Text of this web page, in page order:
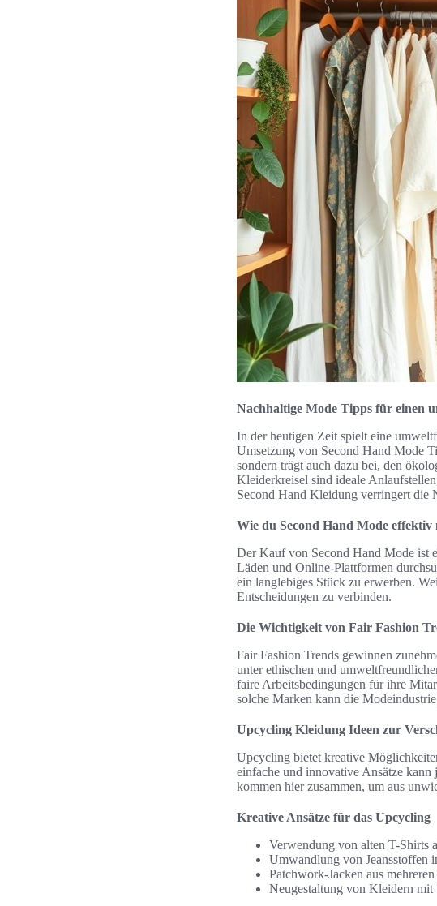
Nachhaltige Mode Tipps für einen
In der heutigen Zeit spielt eine
Umsetzung von Second Hand Mode
sondern trägt auch dazu bei, den
Kleiderkreisel sind ideale
Second Hand Kleidung verringert die
Wie du Second Hand Mode effektiv
Der Kauf von Second Hand Mode ist
Läden und Online-Plattformen
ein langlebiges Stück zu erwerben.
Entscheidungen zu verbinden.
Die Wichtigkeit von Fair Fashion
Fair Fashion Trends gewinnen
unter ethischen und
faire Arbeitsbedingungen für ihre
solche Marken kann die
Upcycling Kleidung Ideen zur
Upcycling bietet kreative
einfache und innovative Ansätze
kommen hier zusammen, um aus
Kreative Ansätze für das Upcycling
Verwendung von alten T-Shirts
Umwandlung von Jeansstoffen
Patchwork-Jacken aus
Neugestaltung von Kleidern